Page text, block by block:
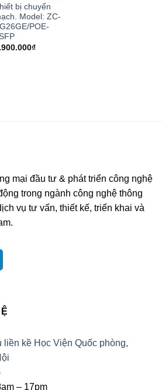
bị chuyển
Model: ZC-
POE-
₫
mại đầu tư & phát triển công nghệ
trong ngành công nghệ thông
vụ tư vấn, thiết kế, triển khai và
kề Học Viện Quốc phòng,
– 17pm